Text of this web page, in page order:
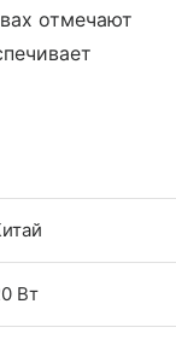
отмечают
Вт